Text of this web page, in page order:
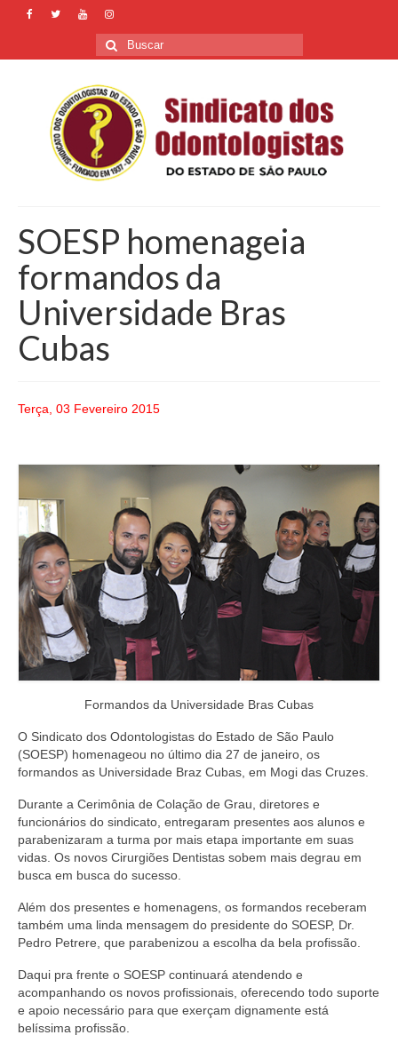
Buscar
por:
SOESP homenageia
formandos da
Universidade Bras
Cubas
Terça, 03 Fevereiro 2015
Formandos da Universidade Bras Cubas
O Sindicato dos Odontologistas do Estado de São Paulo
(SOESP) homenageou no último dia 27 de janeiro, os
formandos as Universidade Braz Cubas, em Mogi das Cruzes.
Durante a Cerimônia de Colação de Grau, diretores e
funcionários do sindicato, entregaram presentes aos alunos e
parabenizaram a turma por mais etapa importante em suas
vidas. Os novos Cirurgiões Dentistas sobem mais degrau em
busca em busca do sucesso.
Além dos presentes e homenagens, os formandos receberam
também uma linda mensagem do presidente do SOESP, Dr.
Pedro Petrere, que parabenizou a escolha da bela profissão.
Daqui pra frente o SOESP continuará atendendo e
acompanhando os novos profissionais, oferecendo todo suporte
e apoio necessário para que exerçam dignamente está
belíssima profissão.